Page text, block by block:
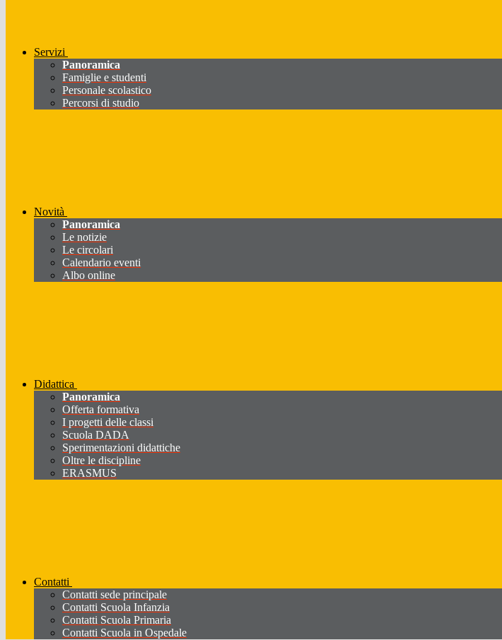
Servizi
Panoramica
Famiglie e studenti
Personale scolastico
Percorsi di studio
Novità
Panoramica
Le notizie
Le circolari
Calendario eventi
Albo online
Didattica
Panoramica
Offerta formativa
I progetti delle classi
Scuola DADA
Sperimentazioni didattiche
Oltre le discipline
ERASMUS
Contatti
Contatti sede principale
Contatti Scuola Infanzia
Contatti Scuola Primaria
Contatti Scuola in Ospedale